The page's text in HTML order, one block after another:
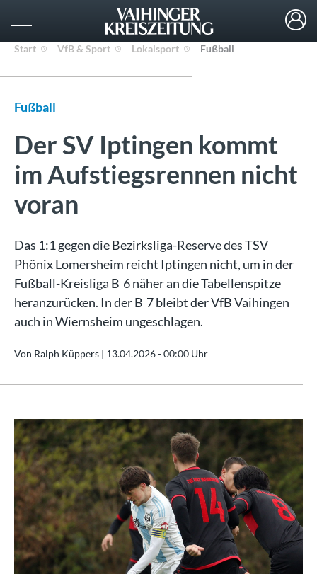
Start VfB & Sport Lokalsport Fußball
Fußball
Der SV Iptingen kommt
im Aufstiegsrennen nicht
voran
Das 1:1 gegen die Bezirksliga-Reserve des TSV
Phönix Lomersheim reicht Iptingen nicht, um in der
Fußball-Kreisliga B 6 näher an die Tabellenspitze
heranzurücken. In der B 7 bleibt der VfB Vaihingen
auch in Wiernsheim ungeschlagen.
Von Ralph Küppers | 13.04.2026 - 00:00 Uhr